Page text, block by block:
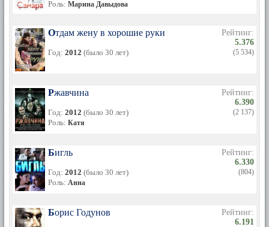
Роль: Марина Давыдова
Отдам жену в хорошие руки
Год: 2012 (было 30 лет)
Рейтинг:
5.376
(5 534)
Ржавчина
Год: 2012 (было 30 лет)
Роль: Катя
Рейтинг:
6.390
(2 137)
Бигль
Год: 2012 (было 30 лет)
Роль: Анна
Рейтинг:
6.330
(804)
Борис Годунов
Рейтинг:
6.191